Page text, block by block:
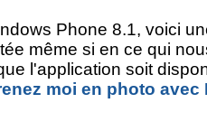
Phone 8.1, voici
même si en ce qui
l'application soit